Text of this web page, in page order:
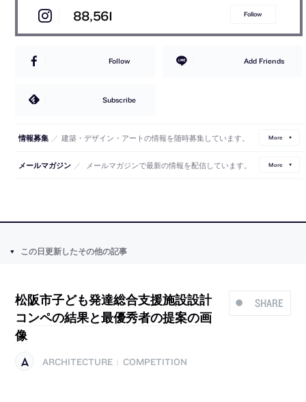
88,561 Follow
Follow Add Friends
Subscribe
情報募集 ／ 建築・デザイン・アートの情報を随時募集しています。 More
メールマガジン ／ メールマガジンで最新の情報を配信しています。 More
この日更新したその他の記事
SHARE
松阪市子ども発達総合支援施設設計
コンペの結果と最優秀者の提案の画
像
ARCHITECTURE COMPETITION